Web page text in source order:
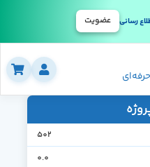
رسانی عضویت
502
0.0